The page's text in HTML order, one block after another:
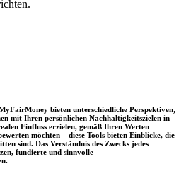
bieten unterschiedliche Perspektiven,
mit Ihren persönlichen Nachhaltigkeitszielen in
Einfluss erzielen, gemäß Ihren Werten
möchten – diese Tools bieten Einblicke, die
sind. Das Verständnis des Zwecks jedes
fundierte und sinnvolle